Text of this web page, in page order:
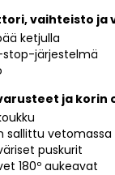
vaihteisto ja
ketjulla
järjestelmä
ja korin
sallittu vetomassa
puskurit
180º aukeavat